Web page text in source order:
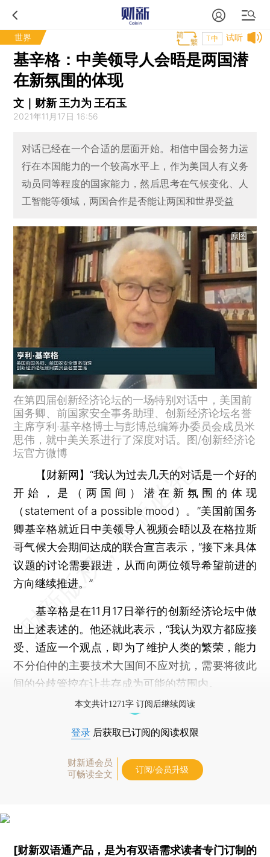
世界 试听
T中
基辛格：中美领导人会晤是两国潜
在新氛围的体现
文｜财新 王力为 王石玉
2021年11月17日 16:56
对话已经在一个合适的层面开始。相信中国会努力运
行在本国能力的一个较高水平上，作为美国人有义务
动员同等程度的国家能力，然后思考在气候变化、人
工智能等领域，两国合作是否能让两国和世界受益
原图
在第四届创新经济论坛的一场特别对话中，美国前
国务卿、前国家安全事务助理、创新经济论坛名誉
主席亨利·基辛格博士与彭博总编筹办委员会成员米
思伟，就中美关系进行了深度对话。图/创新经济论
坛官方微博
【财新网】 “我认为过去几天的对话是一个好的
开始，是（两国间）潜在新氛围的体现
（statement of a possible mood）。”美国前国务
卿基辛格就近日中美领导人视频会晤以及在格拉斯
哥气候大会期间达成的联合宣言表示，“接下来具体
议题的讨论需要跟进，从而向两位领导希望前进的
方向继续推进。”
基辛格是在11月17日举行的创新经济论坛中做
出上述表述的。他还就此表示，“我认为双方都应接
受、适应一个观点，即为了维护人类的繁荣，能力
不分伯仲的主要技术大国间不应对抗，需要将彼此
间的分歧管控在让共存成为可能的范围内。
本文共计1271字 订阅后继续阅读
登录 后获取已订阅的阅读权限
财新通会员
可畅读全文
订阅/会员升级
[财新双语通产品，是为有双语需求读者专门订制的